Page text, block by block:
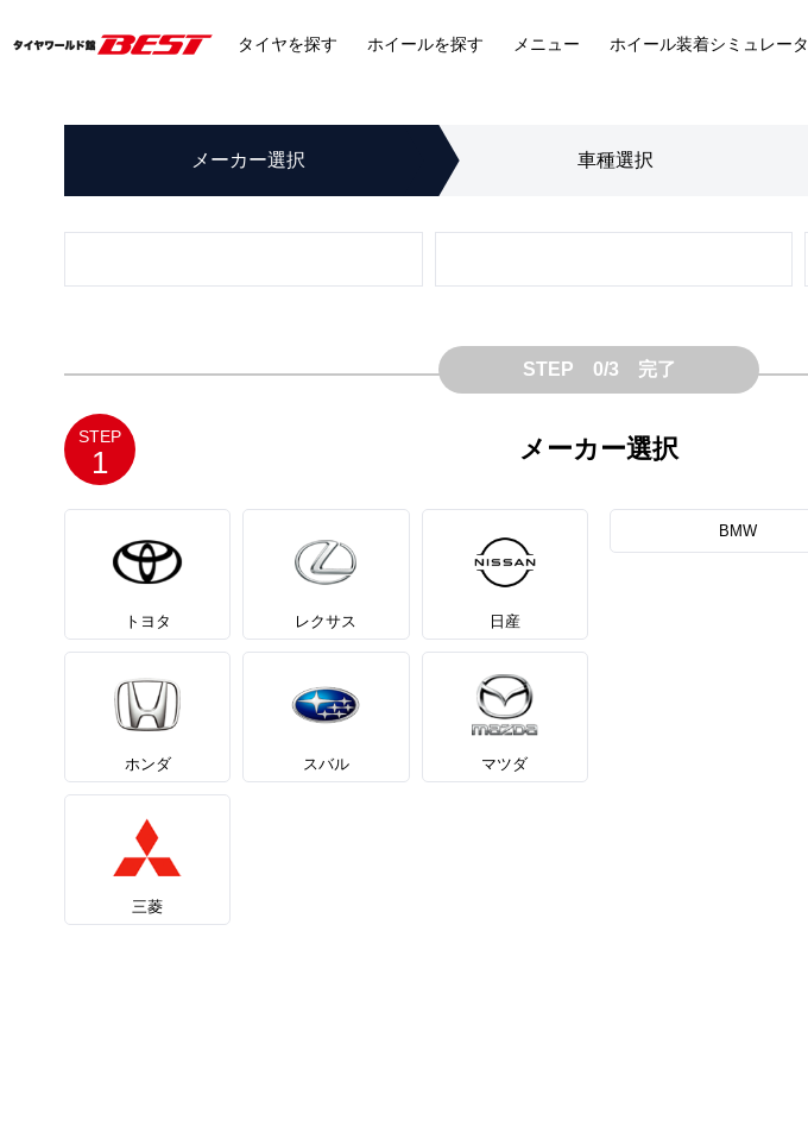
タイヤを探す ホイールを探す メニュー ホイール装着シミュレータ
メーカー選択 車種選択
STEP 0/3 完了
STEP
1 メーカー選択
トヨタ レクサス 日産
ホンダ スバル マツダ
三菱
BMW